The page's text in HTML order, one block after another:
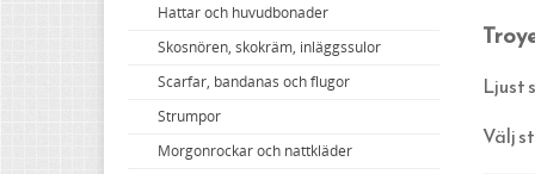
Hattar och huvudbonader
Skosnören, skokräm, inläggssulor
Scarfar, bandanas och flugor
Strumpor
Morgonrockar och nattkläder
Ljust
Välj